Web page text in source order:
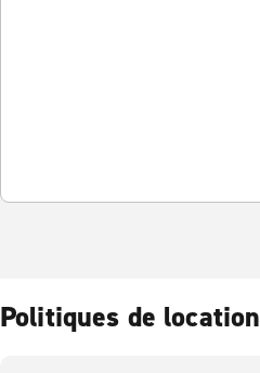
Politiques de location